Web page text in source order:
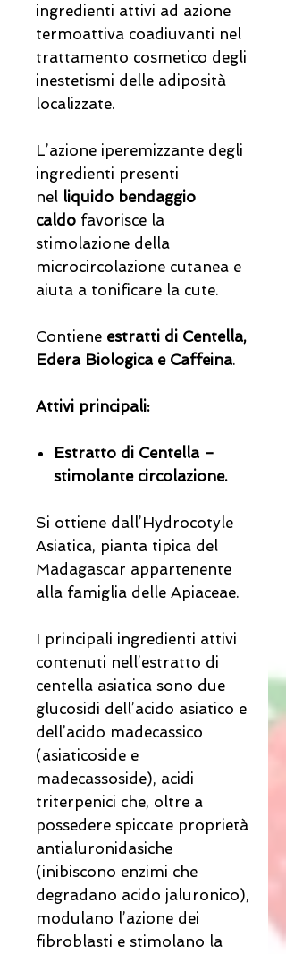
ingredienti attivi ad azione
termoattiva coadiuvanti nel
trattamento cosmetico degli
inestetismi delle adiposità
localizzate.
L’azione iperemizzante degli
ingredienti presenti
nel liquido bendaggio
caldo favorisce la
stimolazione della
microcircolazione cutanea e
aiuta a tonificare la cute.
Contiene estratti di Centella,
Edera Biologica e Caffeina.
Attivi principali:
Estratto di Centella –
stimolante circolazione.
Si ottiene dall’Hydrocotyle
Asiatica, pianta tipica del
Madagascar appartenente
alla famiglia delle Apiaceae.
I principali ingredienti attivi
contenuti nell’estratto di
centella asiatica sono due
glucosidi dell’acido asiatico e
dell’acido madecassico
(asiaticoside e
madecassoside), acidi
triterpenici che, oltre a
possedere spiccate proprietà
antialuronidasiche
(inibiscono enzimi che
degradano acido jaluronico),
modulano l’azione dei
fibroblasti e stimolano la